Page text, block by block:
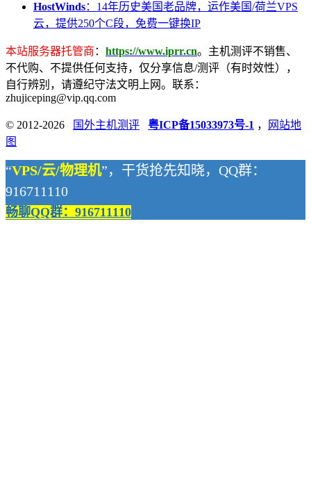
HostWinds：14年历史美国老品牌，运作美国/荷兰VPS
云，提供250个C段，免费一键换IP
本站服务器托管商 ： https://www.iprr.cn。主机测评不销售、
不代购、不提供任何支持，仅分享信息/测评（有时效性），
自行辨别，请遵纪守法文明上网。联系：
zhujiceping@vip.qq.com
© 2012-2026 国外主机测评 粤ICP备15033973号-1 ，
网站地
图
“VPS/云/物理机”，干货抢先知晓，QQ群：
916711110
畅聊QQ群：916711110